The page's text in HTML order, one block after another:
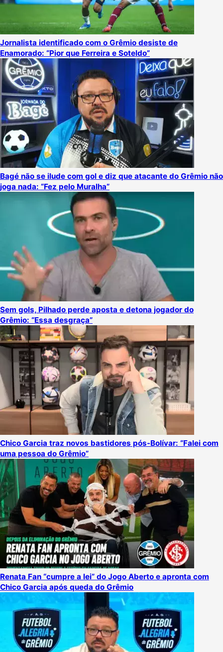
Jornalista identificado com o Grêmio desiste de
Enamorado: “Pior que Ferreira e Soteldo”
Bagé não se ilude com gol e diz que atacante do Grêmio não
joga nada: “Fez pelo Muralha”
Sem gols, Pilhado perde aposta e detona jogador do
Grêmio: “Essa desgraça”
Chico Garcia traz novos bastidores pós-Bolívar: “Falei com
uma pessoa do Grêmio”
Renata Fan “cumpre a lei” do Jogo Aberto e apronta com
Chico Garcia após queda do Grêmio